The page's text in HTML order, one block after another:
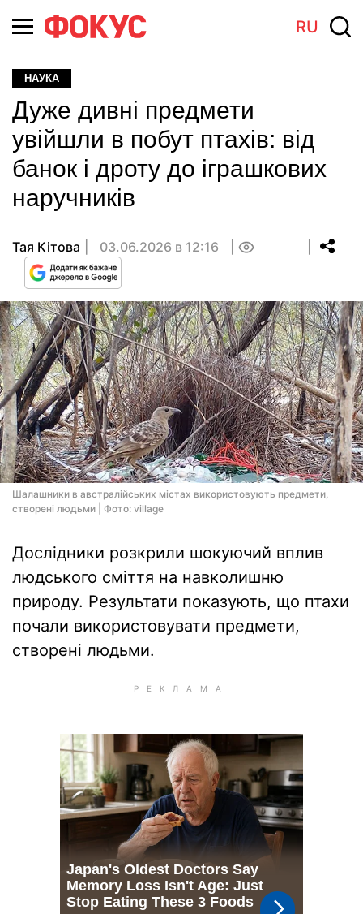
RU
НАУКА
Дуже дивні предмети
увійшли в побут птахів: від
банок і дроту до іграшкових
наручників
Тая Кітова 03.06.2026 в 12:16
Шалашники в австралійських містах використовують предмети,
створені людьми | Фото: village
Дослідники розкрили шокуючий вплив
людського сміття на навколишню
природу. Результати показують, що птахи
почали використовувати предмети,
створені людьми.